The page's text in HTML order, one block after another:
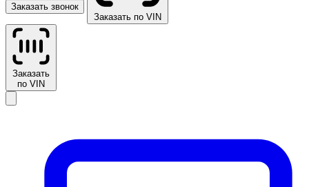
Заказать звонок
Заказать по VIN
Заказать
по VIN